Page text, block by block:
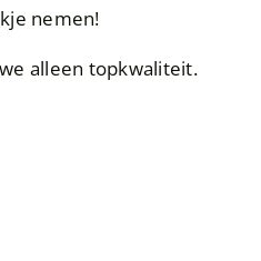
nemen!
alleen topkwaliteit.